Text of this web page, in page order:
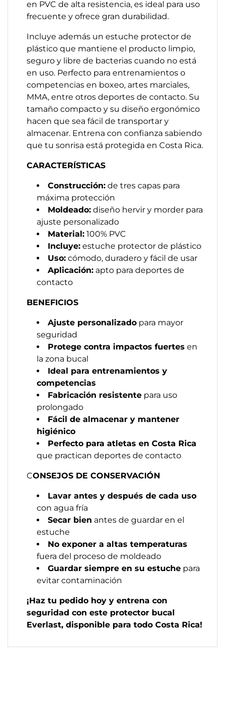
en PVC de alta resistencia, es ideal para uso
frecuente y ofrece gran durabilidad.
Incluye además un estuche protector de
plástico que mantiene el producto limpio,
seguro y libre de bacterias cuando no está
en uso. Perfecto para entrenamientos o
competencias en boxeo, artes marciales,
MMA, entre otros deportes de contacto. Su
tamaño compacto y su diseño ergonómico
hacen que sea fácil de transportar y
almacenar. Entrena con confianza sabiendo
que tu sonrisa está protegida en Costa Rica.
CARACTERÍSTICAS
Construcción: de tres capas para
máxima protección
Moldeado: diseño hervir y morder para
ajuste personalizado
Material: 100% PVC
Incluye: estuche protector de plástico
Uso: cómodo, duradero y fácil de usar
Aplicación: apto para deportes de
contacto
BENEFICIOS
Ajuste personalizado para mayor
seguridad
Protege contra impactos fuertes en
la zona bucal
Ideal para entrenamientos y
competencias
Fabricación resistente para uso
prolongado
Fácil de almacenar y mantener
higiénico
Perfecto para atletas en Costa Rica
que practican deportes de contacto
CONSEJOS DE CONSERVACIÓN
Lavar antes y después de cada uso
con agua fría
Secar bien antes de guardar en el
estuche
No exponer a altas temperaturas
fuera del proceso de moldeado
Guardar siempre en su estuche para
evitar contaminación
¡Haz tu pedido hoy y entrena con
seguridad con este protector bucal
Everlast, disponible para todo Costa Rica!